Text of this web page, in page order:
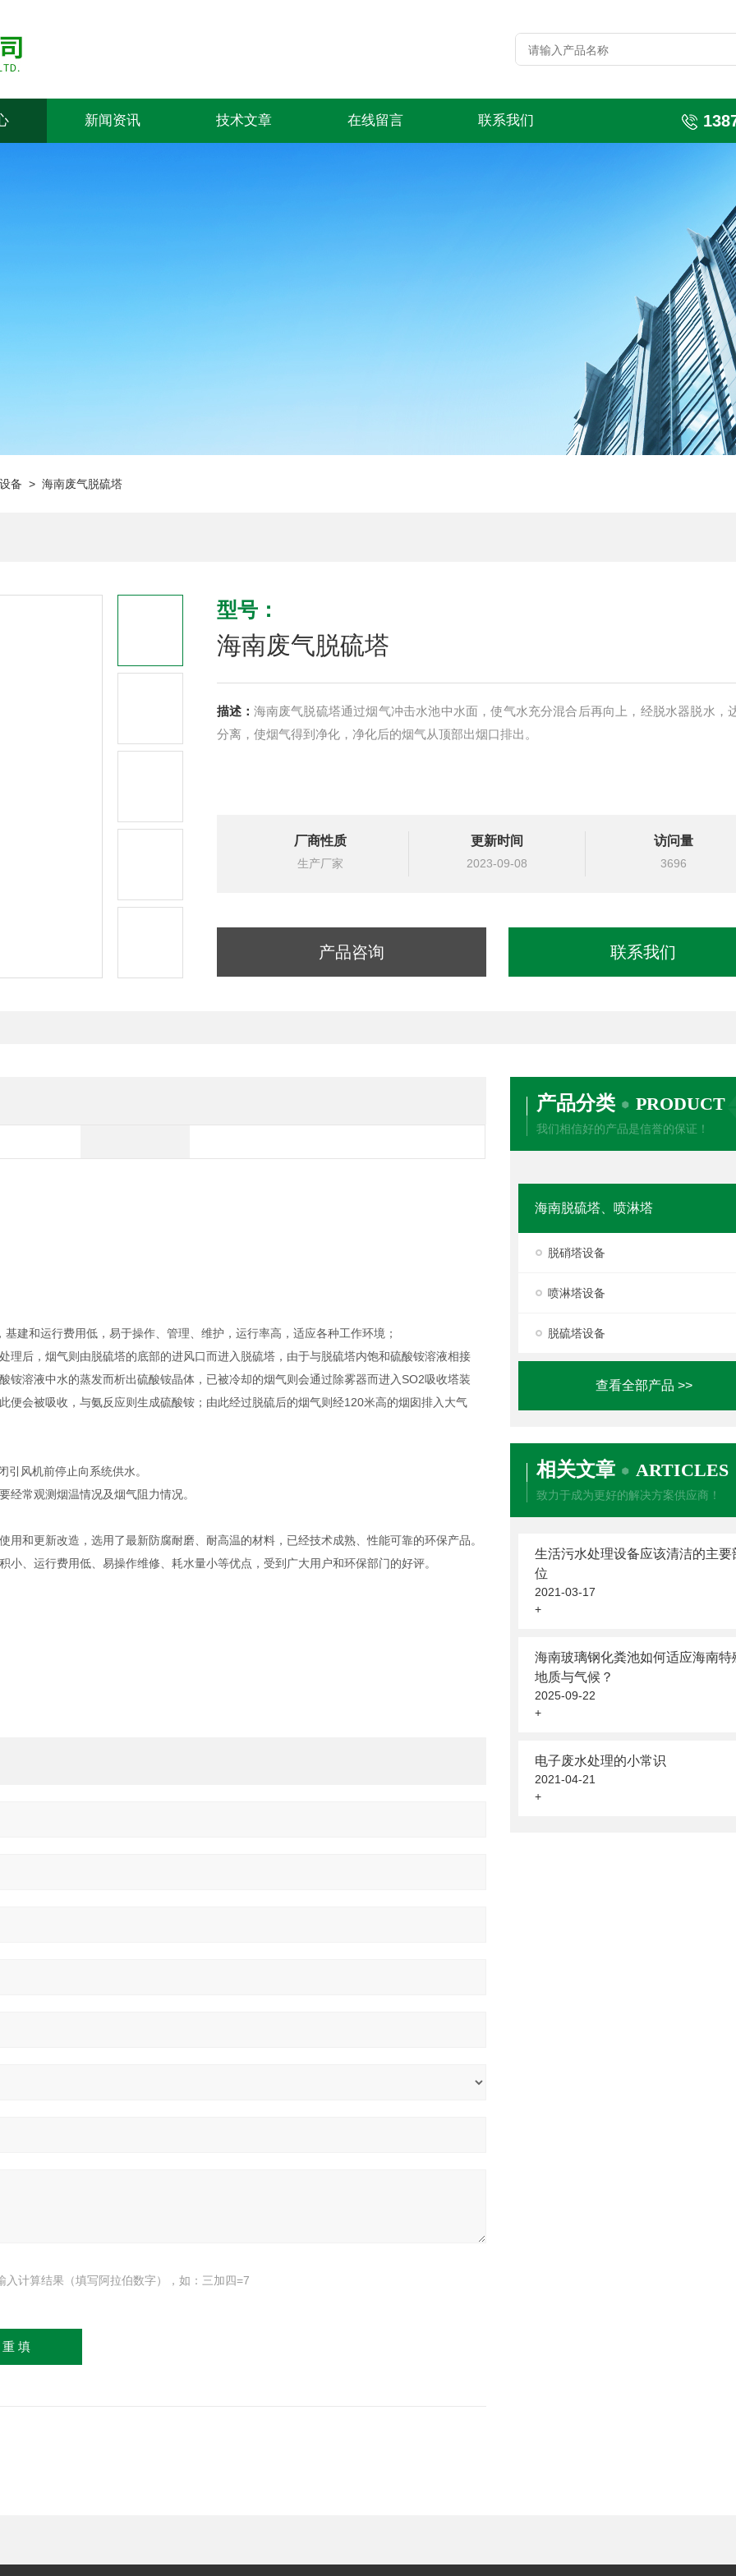
新闻资讯 技术文章 在线留言 联系我们
备 > 海南废气脱硫塔
型号：
海南废气脱硫塔
描述： 海南废气脱硫塔通过烟气冲击水池中水面，使气水充分混合后再向上，经脱水器脱水，
分离，使烟气得到净化，净化后的烟气从顶部出烟口排出。
厂商性质
生产厂家
更新时间
2023-09-08
访问量
3696
产品咨询 联系我们
产品分类 PRODUCT
我们相信好的产品是信誉的保证！
海南脱硫塔、喷淋塔
脱硝塔设备
喷淋塔设备
脱硫塔设备
查看全部产品 >>
相关文章 ARTICLES
致力于成为更好的解决方案供应商！
生活污水处理设备应该清洁的主要
位
2021-03-17
+
海南玻璃钢化粪池如何适应海南特
地质与气候？
2025-09-22
+
电子废水处理的小常识
2021-04-21
+
建和运行费用低，易于操作、管理、维护，运行率高，适应各种工作环境；
理后，烟气则由脱硫塔的底部的进风口而进入脱硫塔，由于与脱硫塔内饱和硫酸铵溶液相接
铵溶液中水的蒸发而析出硫酸铵晶体，已被冷却的烟气则会通过除雾器而进入SO2吸收塔装
便会被吸收，与氨反应则生成硫酸铵；由此经过脱硫后的烟气则经120米高的烟囱排入大气
风机前停止向系统供水。
经常观测烟温情况及烟气阻力情况。
和更新改造，选用了最新防腐耐磨、耐高温的材料，已经技术成熟、性能可靠的环保产品。
、运行费用低、易操作维修、耗水量小等优点，受到广大用户和环保部门的好评。
入计算结果（填写阿拉伯数字），如：三加四=7